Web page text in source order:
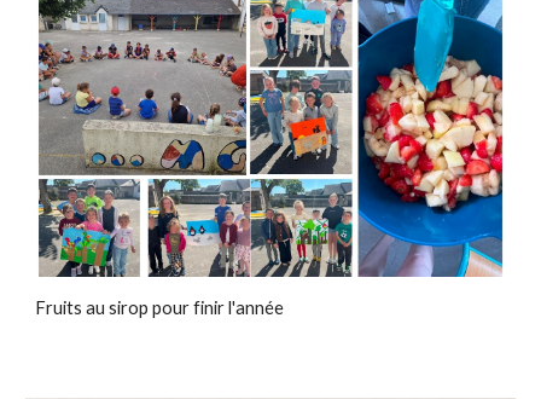
Fruits au sirop pour finir l'année